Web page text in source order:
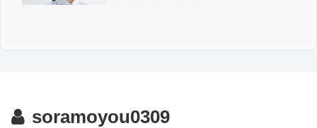
soramoyou0309